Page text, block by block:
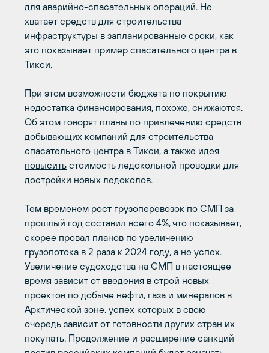
для аварийно-спасательных операций. Не
хватает средств для строительства
инфраструктуры в запланированные сроки, как
это показывает пример спасательного центра в
Тикси.
При этом возможности бюджета по покрытию
недостатка финансирования, похоже, снижаются.
Об этом говорят планы по привлечению средств
добывающих компаний для строительства
спасательного центра в Тикси, а также идея
повысить стоимость ледокольной проводки для
достройки новых ледоколов.
Тем временем рост грузоперевозок по СМП за
прошлый год составил всего 4%, что показывает,
скорее провал планов по увеличению
грузопотока в 2 раза к 2024 году, а не успех.
Увеличение судоходства на СМП в настоящее
время зависит от введения в строй новых
проектов по добыче нефти, газа и минералов в
Арктической зоне, успех которых в свою
очередь зависит от готовности других стран их
покупать. Продолжение и расширение санкций